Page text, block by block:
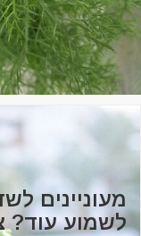
מעוניינים
לשמוע עוד?